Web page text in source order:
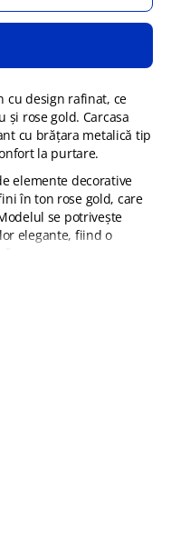
cu design rafinat, ce
rose gold. Carcasa
cu brățara metalică tip
la purtare.
elemente decorative
în ton rose gold, care
se potrivește
elegante, fiind o